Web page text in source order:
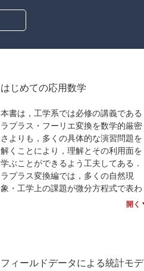
はじめての応用数学
本書は，工学系では必修の講義である
ラプラス・フーリエ変換を数学的厳密
さよりも，多くの具体的な演習問題を
解くことにより，理解とその利用面を
学ぶことができるよう工夫してある．
ラプラス変換編では，多くの自然現
象・工学上の課題が微分方程式で表わ
されることを示し，それを解く道具と
がある．そこで本書では，表計算ソフ
開く
フィールドデータによる統計モデ